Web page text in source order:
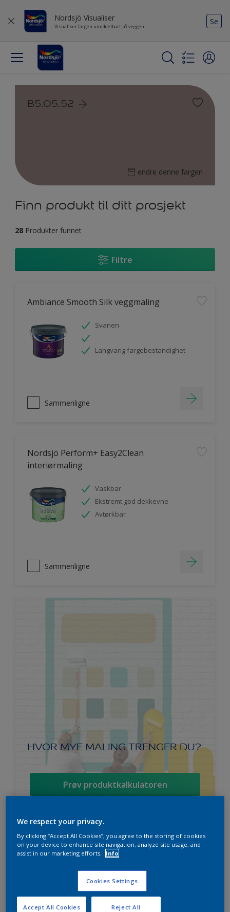
Nordsjö Visualiser
Visualiser fargen umiddelbart på veggen
Se
B5.05.52
endre denne fargen
Finn produkt til ditt prosjekt
28 Produkter funnet
Filtre
Ambiance Smooth Silk veggmaling
Svanen
Langvarig fargebestandighet
Sammenligne
Nordsjö Perform+ Easy2Clean
interiørmaling
Vaskbar
Ekstremt god dekkevne
Avtørkbar
Sammenligne
HVOR MYE MALING TRENGER DU?
Prøv produktkalkulatoren
Ambiance Endless Sky takmaling
For beste sluttresultat
We respect your privacy.
By clicking “Accept All Cookies”, you agree to the storing of cookies
on your device to enhance site navigation, analyze site usage, and
assist in our marketing efforts.
Info
Cookies Settings
Reject All
Accept All Cookies